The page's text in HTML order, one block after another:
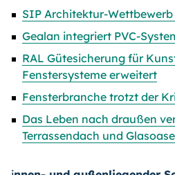
SIP Architektur-
Gealan integriert PVC-
RAL Gütesicherung für
Fenstersysteme erweitert
Fensterbranche trotzt der
Das Leben nach draußen
Terrassendach und Glasoase